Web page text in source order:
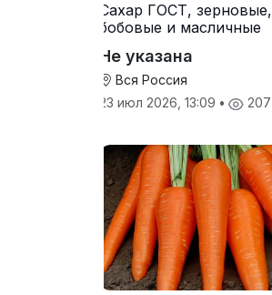
Сахар ГОСТ, зерновые,
бобовые и масличные
Не указана
Вся Россия
23 июл 2026, 13:09 • 207